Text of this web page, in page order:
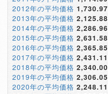
2012年の平均価格 1,730.97
2013年の平均価格 2,125.88
2014年の平均価格 2,286.96
2015年の平均価格 2,631.58
2016年の平均価格 2,365.85
2017年の平均価格 2,431.11
2018年の平均価格 2,340.00
2019年の平均価格 2,306.05
2020年の平均価格 2,248.11